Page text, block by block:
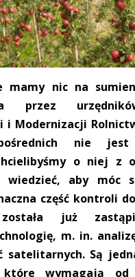
mamy nic na
przez
i Modernizacji
nie jest
o niej z
wiedzieć, aby móc
część kontroli
już
m. in.
satelitarnych. Są
wymagają od